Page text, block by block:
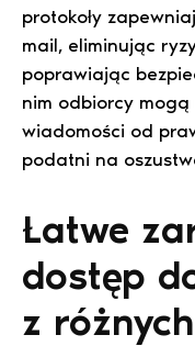
protokoły
mail, eliminując
poprawiając
nim odbiorcy mogą
wiadomości od
podatni na
Łatwe
dostęp
z